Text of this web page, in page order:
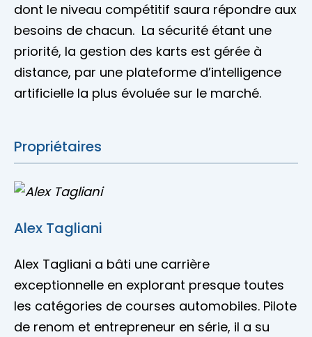
dont le niveau compétitif saura répondre aux
besoins de chacun. La sécurité étant une
priorité, la gestion des karts est gérée à
distance, par une plateforme d’intelligence
artificielle la plus évoluée sur le marché.
Propriétaires
Alex Tagliani
Alex Tagliani a bâti une carrière
exceptionnelle en explorant presque toutes
les catégories de courses automobiles. Pilote
de renom et entrepreneur en série, il a su